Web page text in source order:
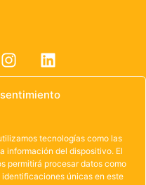
tecnologías como las
información del dispositivo. El
permitirá procesar datos como
únicas en este
de Cooperativas de
y León